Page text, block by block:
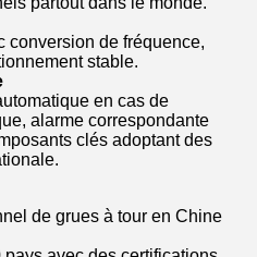
conversion de fréquence,
stable.
en cas de
alarme correspondante
clés adoptant des
de grues à tour en Chine